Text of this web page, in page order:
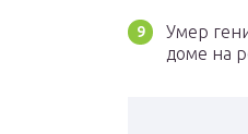
Умер
доме на